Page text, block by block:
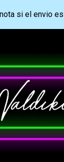
si el envio